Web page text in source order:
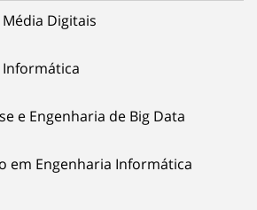
Digitais
e Engenharia de Big Data
em Engenharia Informática